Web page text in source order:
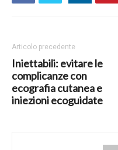
Articolo precedente
Iniettabili: evitare le
complicanze con
ecografia cutanea e
iniezioni ecoguidate